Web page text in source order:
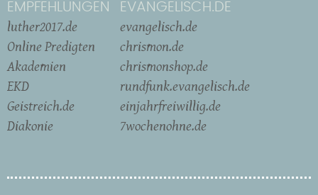
EMPFEHLUNGEN
luther2017.de
Online Predigten
Akademien
EKD
Geistreich.de
Diakonie
EVANGELISCH.DE
evangelisch.de
chrismon.de
chrismonshop.de
rundfunk.evangelisch.de
einjahrfreiwillig.de
7wochenohne.de